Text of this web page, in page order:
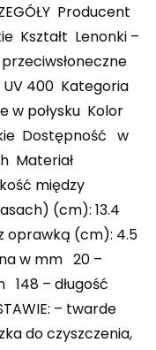
Producent
Kształt Lenonki –
400 Kategoria
w połysku Kolor
Dostępność w
Materiał
między
(cm): 13.4
oprawką (cm): 4.5
w mm 20 –
– długość
– twarde
do czyszczenia,